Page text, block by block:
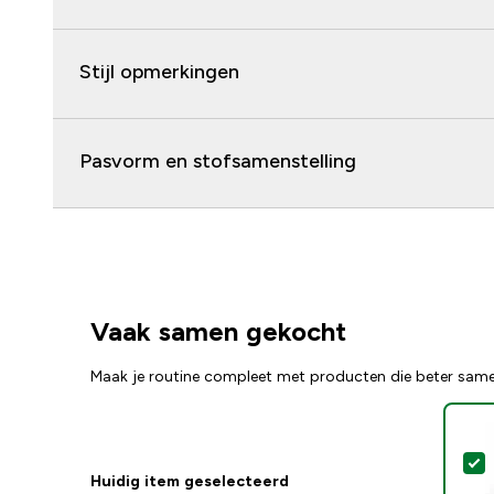
Stijl opmerkingen
Pasvorm en stofsamenstelling
Vaak samen gekocht
Maak je routine compleet met producten die beter
Huidig item geselecteerd